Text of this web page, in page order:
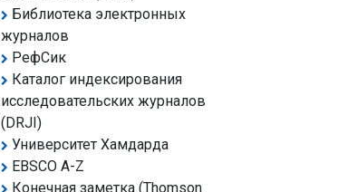
Библиотека электронных
журналов
РефСик
Каталог индексирования
исследовательских журналов
(DRJI)
Университет Хамдарда
EBSCO A-Z
Конечная заметка (Thomson